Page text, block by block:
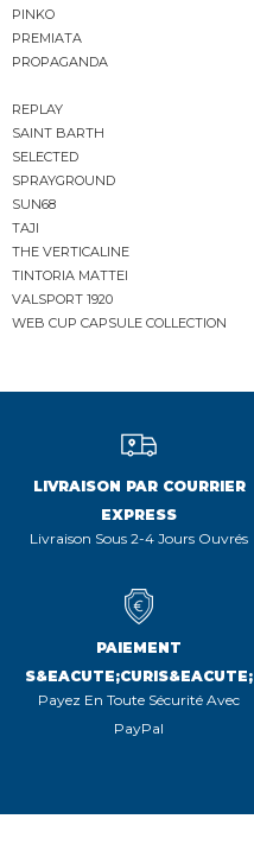
PINKO
PREMIATA
PROPAGANDA
REPLAY
SAINT BARTH
SELECTED
SPRAYGROUND
SUN68
TAJI
THE VERTICALINE
TINTORIA MATTEI
VALSPORT 1920
WEB CUP CAPSULE COLLECTION
LIVRAISON PAR COURRIER
EXPRESS
Livraison Sous 2-4 Jours Ouvrés
PAIEMENT
S&EACUTE;CURIS&EACUTE;
Payez En Toute Sécurité Avec
PayPal